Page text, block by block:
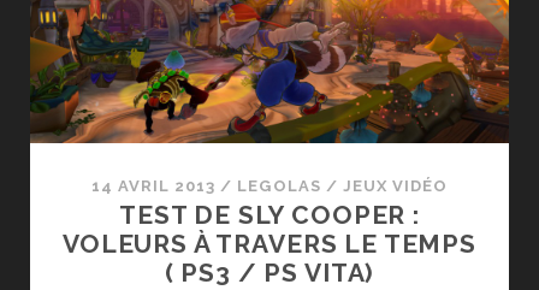
14 AVRIL 2013 / LEGOLAS / JEUX VIDÉO
TEST DE SLY COOPER :
VOLEURS À TRAVERS LE TEMPS
( PS3 / PS VITA)